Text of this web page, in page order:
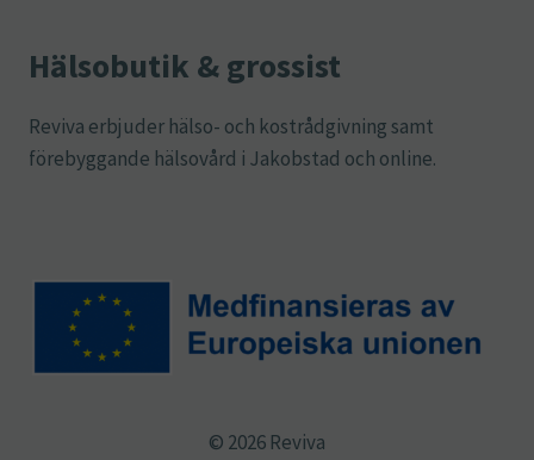
Hälsobutik & grossist
Reviva erbjuder hälso- och kostrådgivning samt
förebyggande hälsovård i Jakobstad och online.
© 2026 Reviva